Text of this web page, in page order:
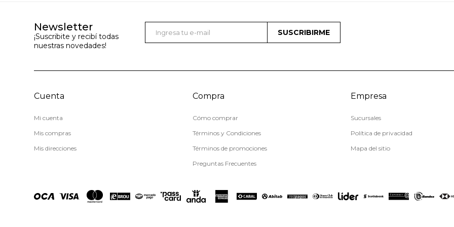
Newsletter
¡Suscribite y recibí todas
nuestras novedades!
SUSCRIBIRME
Cuenta
Mi cuenta
Mis compras
Mis direcciones
Compra
Cómo comprar
Términos y Condiciones
Términos de promociones
Preguntas Frecuentes
Empresa
Sucursales
Política de privacidad
Mapa del sitio